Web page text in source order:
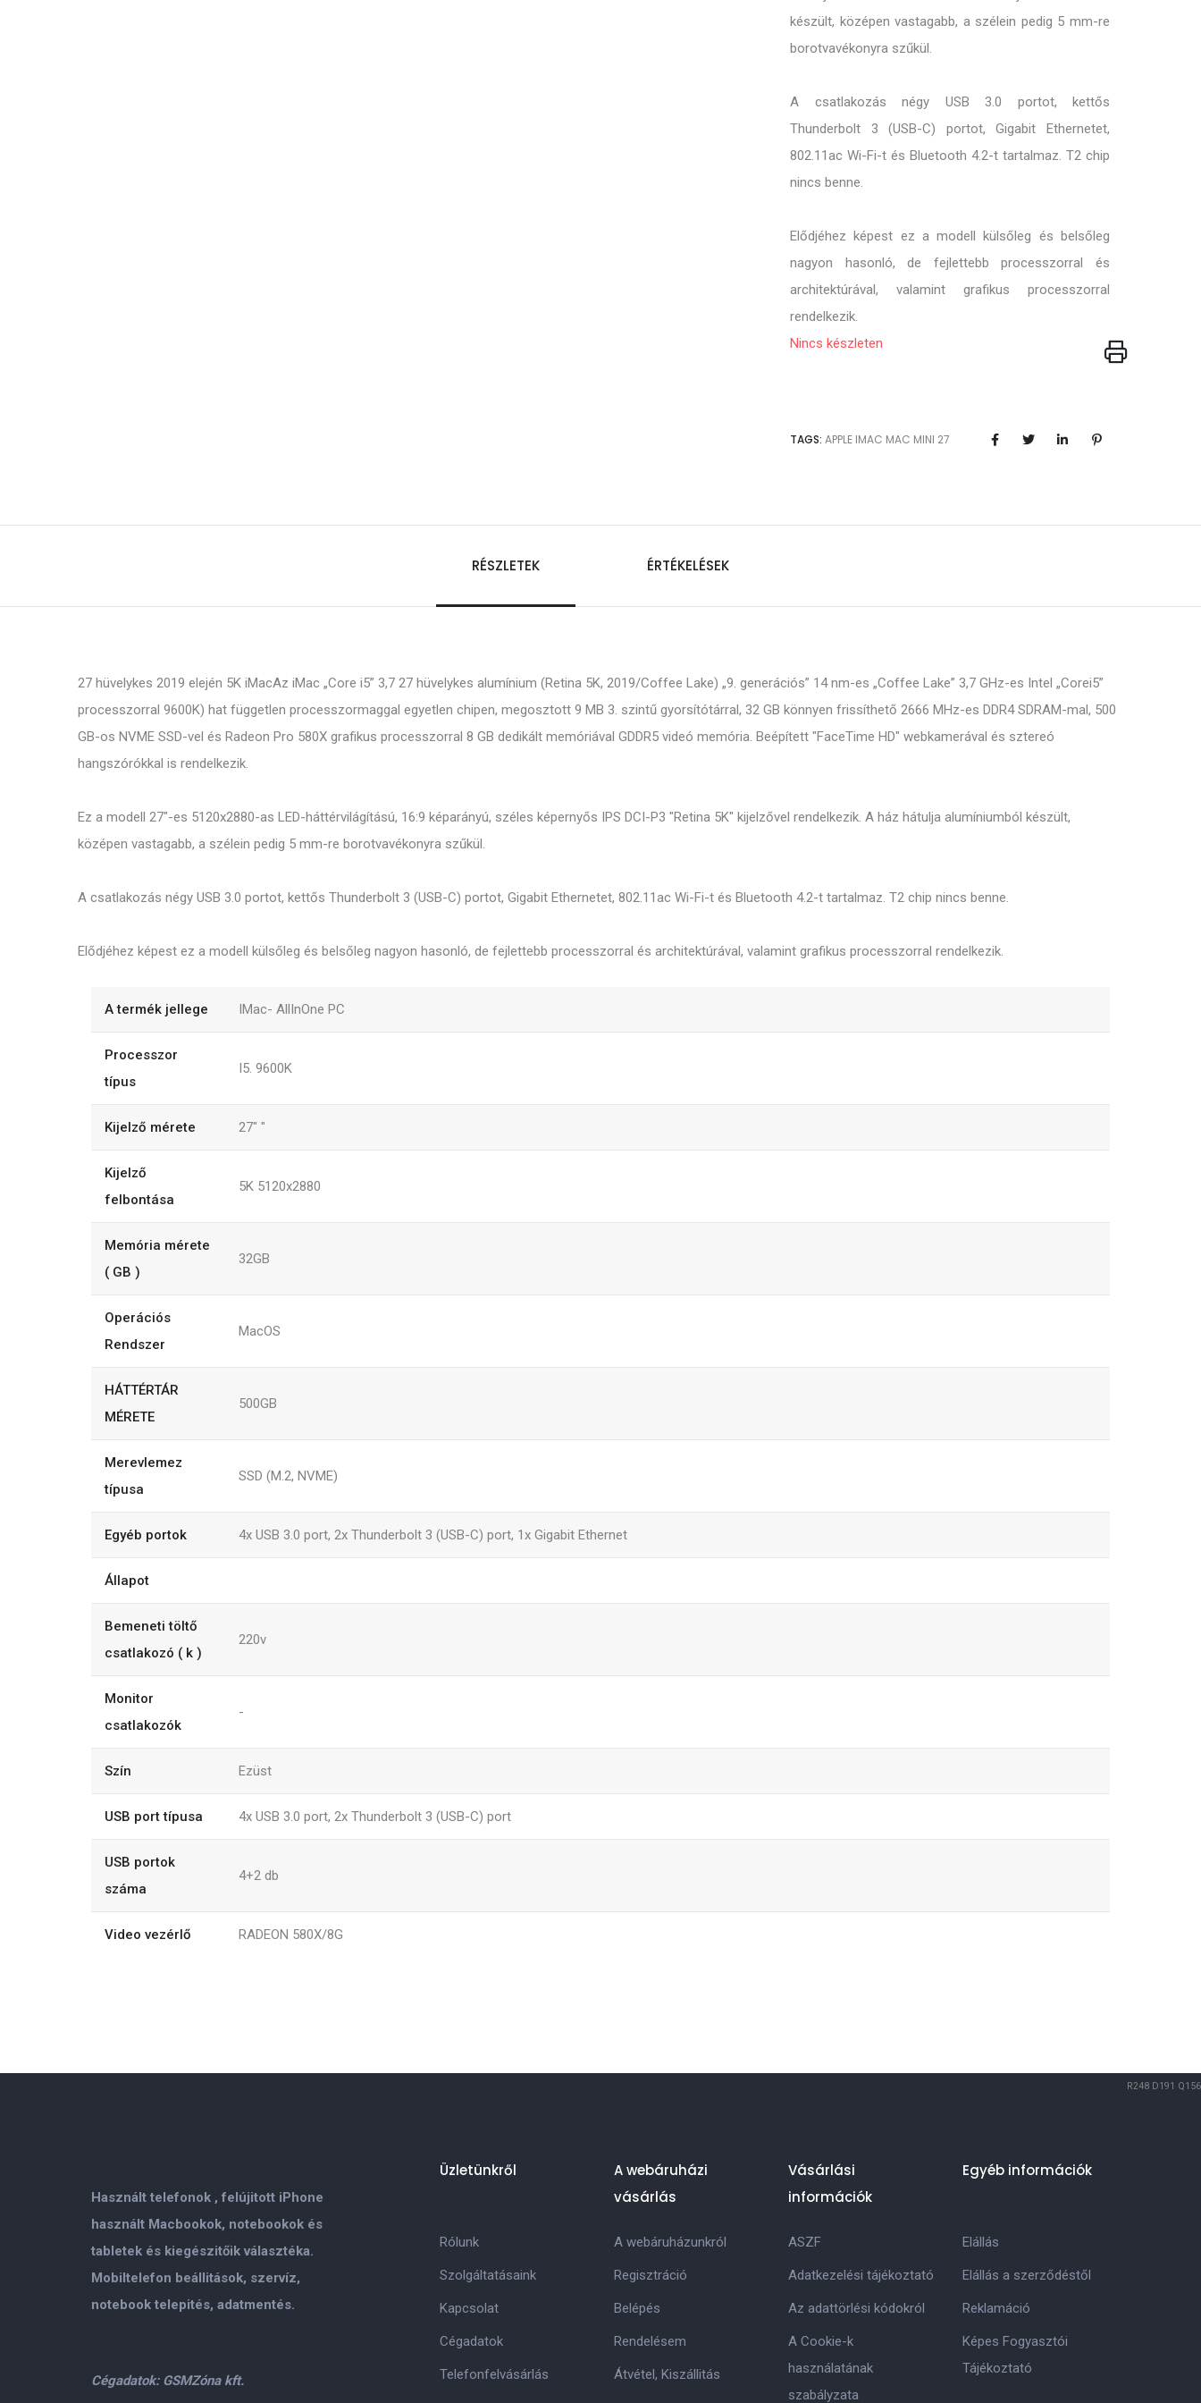
készült, középen vastagabb, a szélein pedig 5 mm-re
borotvavékonyra szűkül.
A csatlakozás négy USB 3.0 portot, kettős
Thunderbolt 3 (USB-C) portot, Gigabit Ethernetet,
802.11ac Wi-Fi-t és Bluetooth 4.2-t tartalmaz. T2 chip
nincs benne.
Elődjéhez képest ez a modell külsőleg és belsőleg
nagyon hasonló, de fejlettebb processzorral és
architektúrával, valamint grafikus processzorral
rendelkezik.
Nincs készleten
TAGS: APPLE IMAC MAC MINI 27
RÉSZLETEK ÉRTÉKELÉSEK
27 hüvelykes 2019 elején 5K iMacAz iMac „Core i5” 3,7 27 hüvelykes alumínium (Retina 5K, 2019/Coffee Lake) „9. generációs” 14 nm-es „Coffee Lake” 3,7 GHz-es Intel „Corei5”
processzorral 9600K) hat független processzormaggal egyetlen chipen, megosztott 9 MB 3. szintű gyorsítótárral, 32 GB könnyen frissíthető 2666 MHz-es DDR4 SDRAM-mal, 500
GB-os NVME SSD-vel és Radeon Pro 580X grafikus processzorral 8 GB dedikált memóriával GDDR5 videó memória. Beépített "FaceTime HD" webkamerával és sztereó
hangszórókkal is rendelkezik.
Ez a modell 27"-es 5120x2880-as LED-háttérvilágítású, 16:9 képarányú, széles képernyős IPS DCI-P3 "Retina 5K" kijelzővel rendelkezik. A ház hátulja alumíniumból készült,
középen vastagabb, a szélein pedig 5 mm-re borotvavékonyra szűkül.
A csatlakozás négy USB 3.0 portot, kettős Thunderbolt 3 (USB-C) portot, Gigabit Ethernetet, 802.11ac Wi-Fi-t és Bluetooth 4.2-t tartalmaz. T2 chip nincs benne.
Elődjéhez képest ez a modell külsőleg és belsőleg nagyon hasonló, de fejlettebb processzorral és architektúrával, valamint grafikus processzorral rendelkezik.
A termék jellege IMac- AllInOne PC
Processzor
típus
I5. 9600K
Kijelző mérete 27" "
Kijelző
felbontása
5K 5120x2880
Memória mérete
( GB )
32GB
Operációs
Rendszer
MacOS
HÁTTÉRTÁR
MÉRETE
500GB
Merevlemez
típusa
SSD (M.2, NVME)
Egyéb portok 4x USB 3.0 port, 2x Thunderbolt 3 (USB-C) port, 1x Gigabit Ethernet
Állapot
Bemeneti töltő
csatlakozó ( k )
220v
Monitor
csatlakozók
-
Szín Ezüst
USB port típusa 4x USB 3.0 port, 2x Thunderbolt 3 (USB-C) port
USB portok
száma
4+2 db
Video vezérlő RADEON 580X/8G
R248 D191 Q156
Használt telefonok , felújitott iPhone
használt Macbookok, notebookok és
tabletek és kiegészitőik választéka.
Mobiltelefon beállitások, szervíz,
notebook telepités, adatmentés.
Cégadatok: GSMZóna kft.
Üzletünkről
Rólunk
Szolgáltatásaink
Kapcsolat
Cégadatok
Telefonfelvásárlás
A webáruházi
vásárlás
A webáruházunkról
Regisztráció
Belépés
Rendelésem
Átvétel, Kiszállitás
Vásárlási
információk
ASZF
Adatkezelési tájékoztató
Az adattörlési kódokról
A Cookie-k
használatának
szabályzata
Egyéb információk
Elállás
Elállás a szerződéstől
Reklamáció
Képes Fogyasztói
Tájékoztató